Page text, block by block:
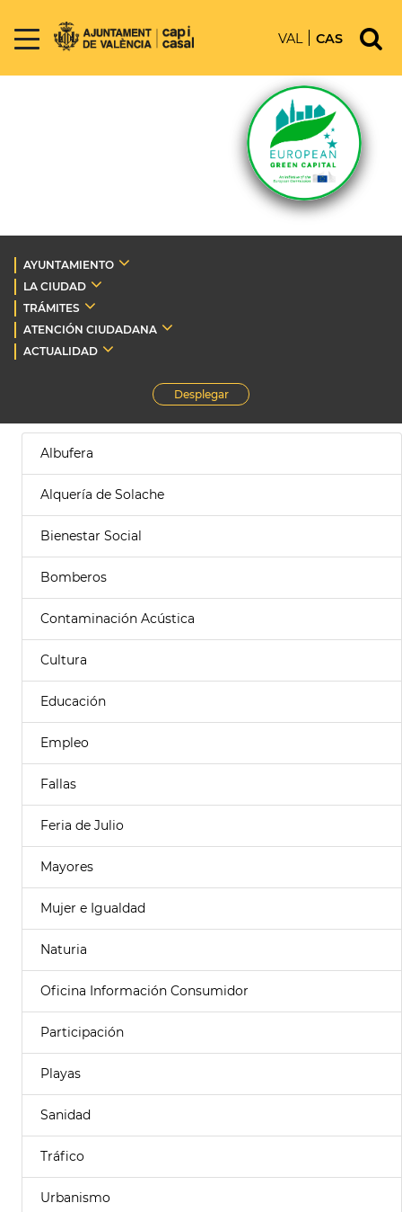
VAL CAS
AYUNTAMIENTO
LA CIUDAD
TRÁMITES
ATENCIÓN CIUDADANA
ACTUALIDAD
Desplegar
Albufera
Alquería de Solache
Bienestar Social
Bomberos
Contaminación Acústica
Cultura
Educación
Empleo
Fallas
Feria de Julio
Mayores
Mujer e Igualdad
Naturia
Oficina Información Consumidor
Participación
Playas
Sanidad
Tráfico
Urbanismo